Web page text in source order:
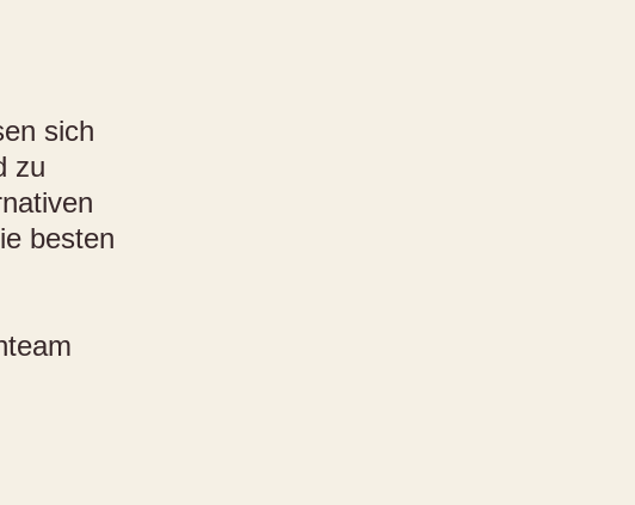
sich
zu
besten